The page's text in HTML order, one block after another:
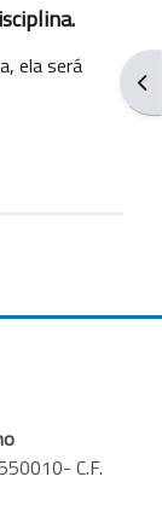
ela será
C.F.